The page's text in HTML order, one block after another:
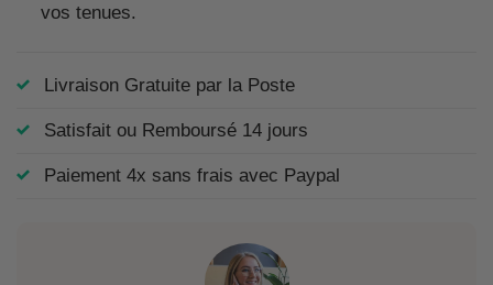
vos tenues.
Livraison Gratuite par la Poste
Satisfait ou Remboursé 14 jours
Paiement 4x sans frais avec Paypal